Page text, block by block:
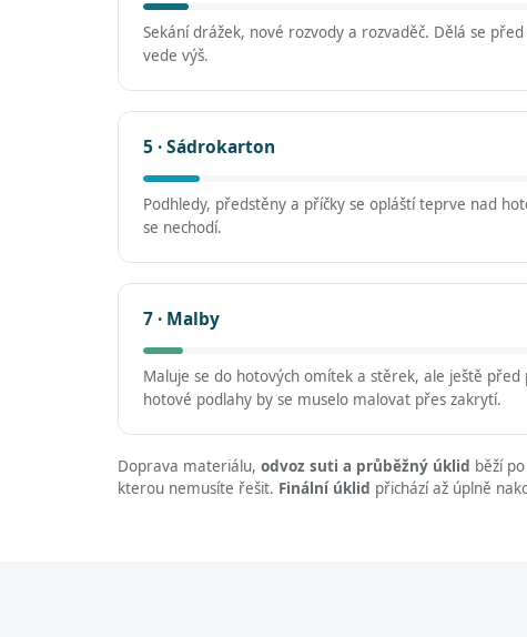
Sekání drážek, nové rozvody a rozvaděč. Dělá se
vede výš.
5 · Sádrokarton
Podhledy, předstěny a příčky se opláští teprve nad
se nechodí.
7 · Malby
Maluje se do hotových omítek a stěrek, ale ještě
hotové podlahy by se muselo malovat přes zakrytí.
Doprava materiálu, odvoz suti a průběžný úklid běží
kterou nemusíte řešit. Finální úklid přichází až úplně